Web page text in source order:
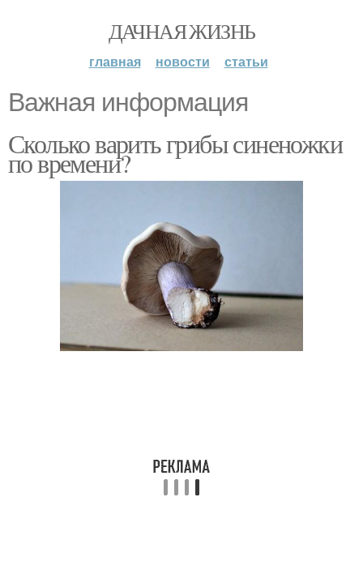
ДАЧНАЯ ЖИЗНЬ
главная новости статьи
Важная информация
Сколько варить грибы синеножки
по времени?